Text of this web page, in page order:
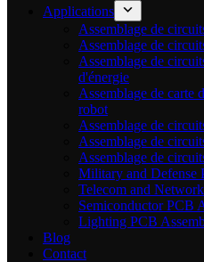
Applications
Assemblage de
Assemblage de
Assemblage de
d'énergie
Assemblage de carte
robot
Assemblage de
Assemblage de
Assemblage de
Military and Defense
Telecom and
Semiconductor PCB
Lighting PCB
Blog
Contact